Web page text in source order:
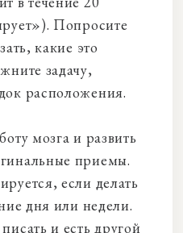
Попросите
какие это
задачу,
расположения.
мозга и развить
приемы.
если делать
дня или недели.
и есть другой